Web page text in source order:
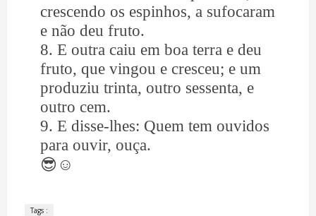
crescendo os espinhos, a sufocaram
e não deu fruto.
8. E outra caiu em boa terra e deu
fruto, que vingou e cresceu; e um
produziu trinta, outro sessenta, e
outro cem.
9. E disse-lhes: Quem tem ouvidos
para ouvir, ouça.
😎☺️
Tags :